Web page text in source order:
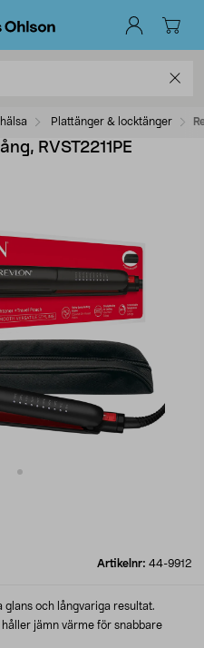
Plattänger & locktänger
RVST2211PE
Artikelnr: 44-9912
glans och långvariga resultat.
jämn värme för snabbare